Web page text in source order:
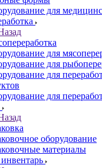
для
для
для
для
для
оборудование
материалы